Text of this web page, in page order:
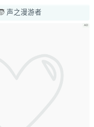
声之漫游者